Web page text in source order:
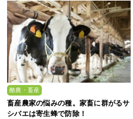
酪農・畜産
畜産農家の悩みの種。家畜に群がるサ
シバエは寄生蜂で防除！